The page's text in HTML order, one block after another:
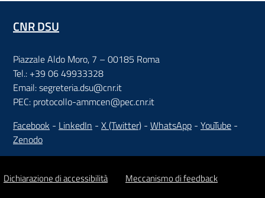
CNR DSU
Piazzale Aldo Moro, 7 – 00185 Roma
Tel.: +39 06 49933328
Email: segreteria.dsu@cnr.it
PEC: protocollo-ammcen@pec.cnr.it
Facebook - LinkedIn - X (Twitter) - WhatsApp - YouTube -
Zenodo
Dichiarazione di accessibilità Meccanismo di feedback